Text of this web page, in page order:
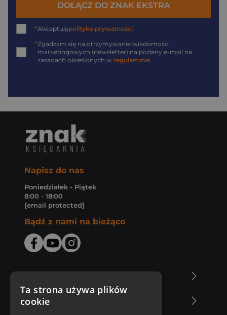
DOŁĄCZ DO ZNAK EKSTRA
*Akceptujępolitykę prywatności
*Zgadzam się na otrzymywanie wiadomości
marketingowych (newsletter) na podany e-mail na
zasadach określonych w regulaminie.
Napisz do nas
Poniedziałek - Piątek
8:00 - 18:00
[email protected]
Bądź z nami na bieżąco
Zakupy u nas
Ta strona używa plików
cookie